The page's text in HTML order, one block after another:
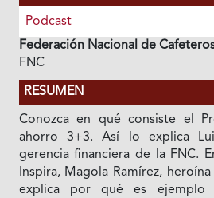
Podcast
Federación Nacional de
FNC
RESUMEN
Conozca en qué consiste el
ahorro 3+3. Así lo explica
gerencia financiera de la FNC.
Inspira, Magola Ramírez,
explica por qué es ejemplo